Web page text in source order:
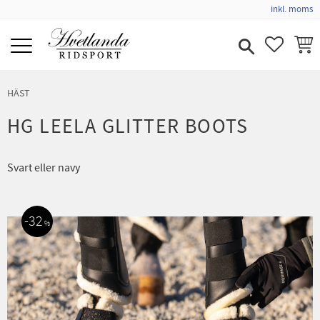
inkl. moms
HÄST
HG LEELA GLITTER BOOTS
Svart eller navy
32 %